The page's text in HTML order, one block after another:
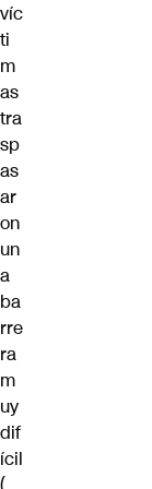
víc
ti
m
as
tra
sp
as
ar
on
un
a
ba
rre
ra
m
uy
dif
ícil